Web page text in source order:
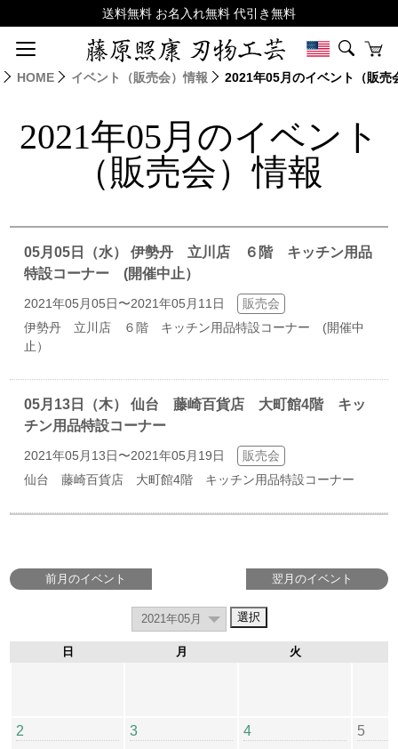
HOME イベント（販売会）情報 2021年05月のイベント（販売
2021年05月のイベント
（販売会）情報
05月05日（水） 伊勢丹 立川店 ６階 キッチン用品
特設コーナー (開催中止）
2021年05月05日〜2021年05月11日
販売会
伊勢丹 立川店 ６階 キッチン用品特設コーナー (開催中
止）
05月13日（木） 仙台 藤崎百貨店 大町館4階 キッ
チン用品特設コーナー
2021年05月13日〜2021年05月19日
販売会
仙台 藤崎百貨店 大町館4階 キッチン用品特設コーナー
前月のイベント 翌月のイベント
日 月 火
2 3 4 5